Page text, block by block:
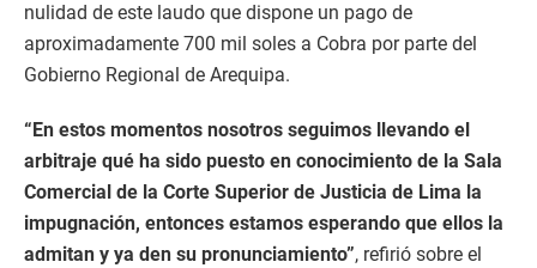
nulidad de este laudo que dispone un pago de
aproximadamente 700 mil soles a Cobra por parte del
Gobierno Regional de Arequipa.
“En estos momentos nosotros seguimos llevando el
arbitraje qué ha sido puesto en conocimiento de la Sala
Comercial de la Corte Superior de Justicia de Lima la
impugnación, entonces estamos esperando que ellos la
admitan y ya den su pronunciamiento”, refirió sobre el